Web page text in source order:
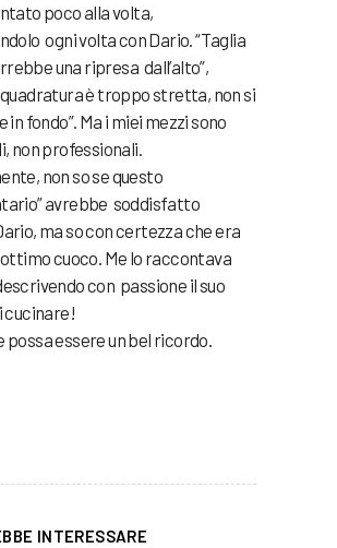
poco alla volta,
ogni volta con Dario. “Taglia
una ripresa dall’alto”,
è troppo stretta, non si
in fondo”. Ma i miei mezzi sono
non professionali.
non so se questo
avrebbe soddisfatto
ma so con certezza che era
cuoco. Me lo raccontava
con passione il suo
cucinare!
possa essere un bel ricordo.
INTERESSARE